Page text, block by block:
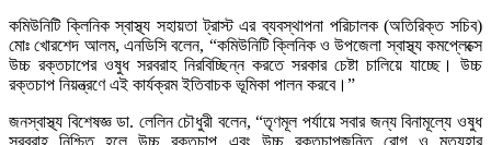
কমিউনিটি ক্লিনিক স্বাস্থ্য সহায়তা ট্রাস্ট এর ব্যবস্থাপনা পরিচালক (অতিরিক্ত সচিব)
মোঃ খোরশেদ আলম, এনডিসি বলেন, “কমিউনিটি ক্লিনিক ও উপজেলা স্বাস্থ্য কমপ্লেক্সে
উচ্চ রক্তচাপের ওষুধ সরবরাহ নিরবিচ্ছিন্ন করতে সরকার চেষ্টা চালিয়ে যাচ্ছে। উচ্চ
রক্তচাপ নিয়ন্ত্রণে এই কার্যক্রম ইতিবাচক ভূমিকা পালন করবে।”
জনস্বাস্থ্য বিশেষজ্ঞ ডা. লেলিন চৌধুরী বলেন, “তৃণমূল পর্যায়ে সবার জন্য বিনামূল্যে ওষুধ
সরবরাহ নিশ্চিত হলে উচ্চ রক্তচাপ এবং উচ্চ রক্তচাপজনিত রোগ ও মৃত্যুহার